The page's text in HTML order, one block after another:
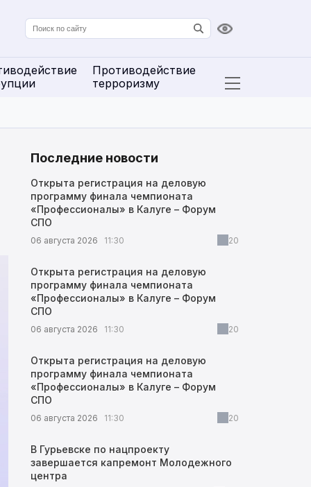
Версия для
Противодействие
терроризму
Открыть
Последние новости
Открыта регистрация на деловую
программу финала чемпионата
«Профессионалы» в Калуге – Форум
СПО
06 августа 2026 11:30 20
Открыта регистрация на деловую
программу финала чемпионата
«Профессионалы» в Калуге – Форум
СПО
06 августа 2026 11:30 20
Открыта регистрация на деловую
программу финала чемпионата
«Профессионалы» в Калуге – Форум
СПО
06 августа 2026 11:30 20
В Гурьевске по нацпроекту
завершается капремонт Молодежного
центра